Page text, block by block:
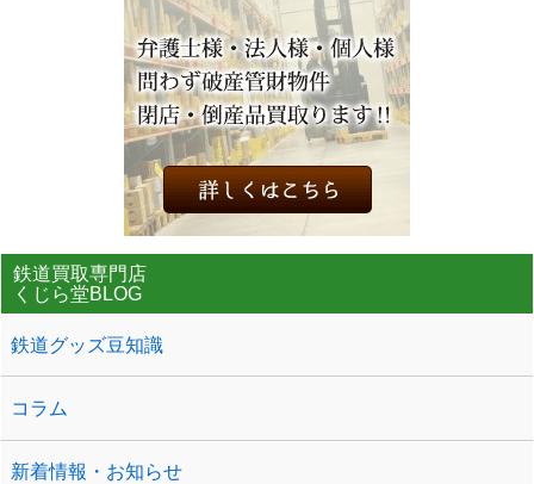
鉄道買取専門店
くじら堂BLOG
鉄道グッズ豆知識
コラム
新着情報・お知らせ